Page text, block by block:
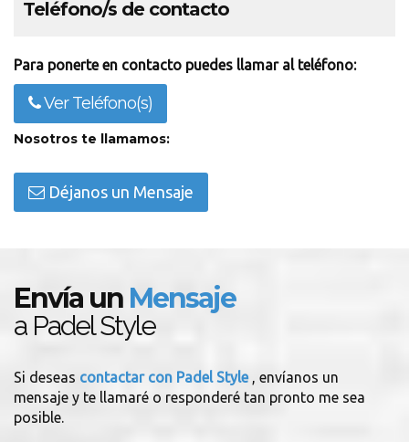
Teléfono/s de contacto
Para ponerte en contacto puedes llamar al teléfono:
Ver Teléfono(s)
Nosotros te llamamos:
Déjanos un Mensaje
Envía un Mensaje
a Padel Style
Si deseas contactar con Padel Style , envíanos un
mensaje y te llamaré o responderé tan pronto me sea
posible.